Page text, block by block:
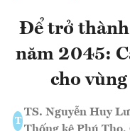
Để trở
năm 2045:
cho
T
TS. Nguyễn Huy